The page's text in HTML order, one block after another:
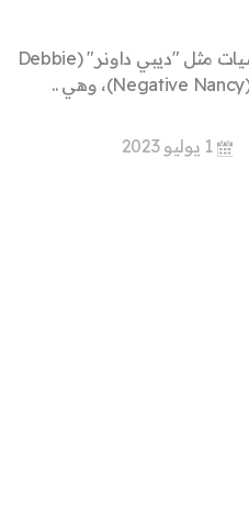
إن كنتَ قد سمعتَ يوماً بشخصيات مثل "ديبي داونر" (Debbie
1 يوليو 2023